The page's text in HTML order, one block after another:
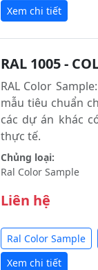
Xem chi tiết
RAL 1005 -
RAL Color
mẫu tiêu chuẩn
các dự án khác
thực tế.
Chủng loại:
Ral Color Sample
Liên hệ
Ral Color Sample
Xem chi tiết